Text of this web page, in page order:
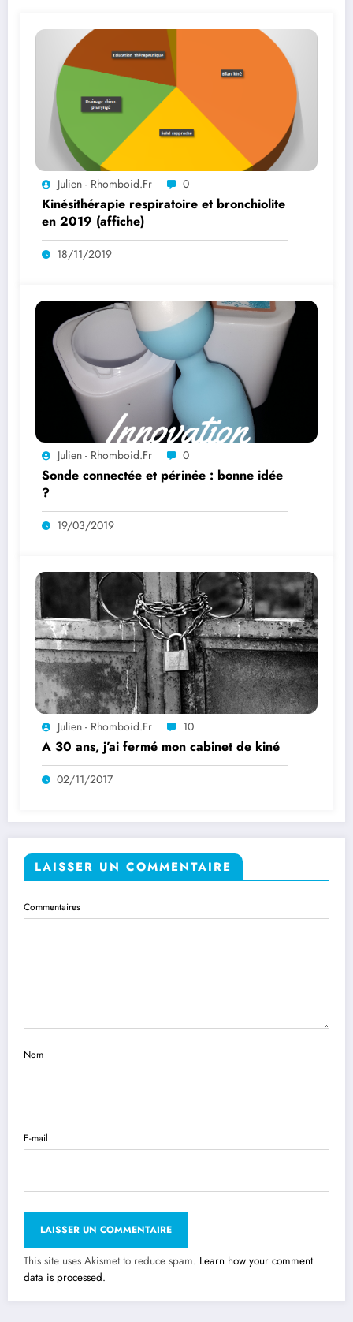
Julien - Rhomboid.fr 0
Kinésithérapie respiratoire et bronchiolite
en 2019 (affiche)
18/11/2019
Julien - Rhomboid.fr 0
Sonde connectée et périnée : bonne idée
?
19/03/2019
Julien - Rhomboid.fr 10
A 30 ans, j’ai fermé mon cabinet de kiné
02/11/2017
LAISSER UN COMMENTAIRE
Commentaires
Nom
E-mail
This site uses Akismet to reduce spam. Learn how your comment
data is processed.